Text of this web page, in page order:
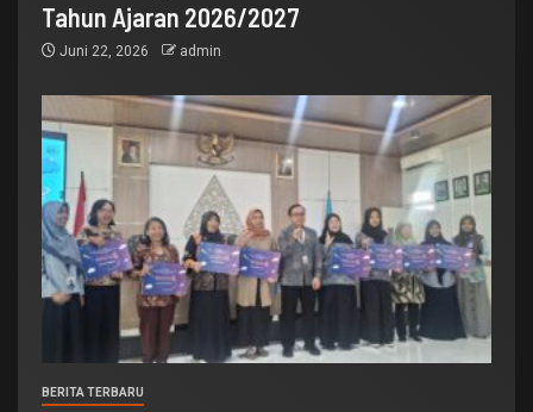
Tahun Ajaran 2026/2027
Juni 22, 2026 admin
BERITA TERBARU